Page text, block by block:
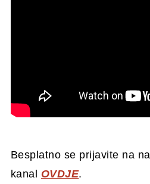
Besplatno se prijavite na
kanal OVDJE.